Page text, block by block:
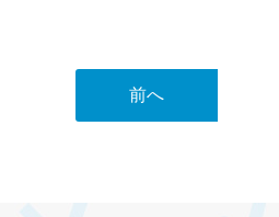
前へ